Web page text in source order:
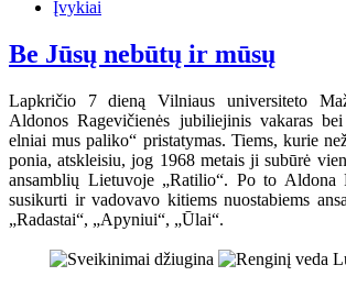
Įvykiai
Be Jūsų nebūtų ir mūsų
Lapkričio 7 dieną Vilniaus universiteto
Aldonos Ragevičienės jubiliejinis vakaras
elniai mus paliko“ pristatymas. Tiems, kurie
ponia, atskleisiu, jog 1968 metais ji subūrė
ansamblių Lietuvoje „Ratilio“. Po to Aldona
susikurti ir vadovavo kitiems nuostabiems
„Radastai“, „Apyniui“, „Ūlai“.